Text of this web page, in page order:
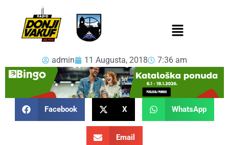
admin 11 Augusta, 2018 7:36 am
Facebook X WhatsApp
Email